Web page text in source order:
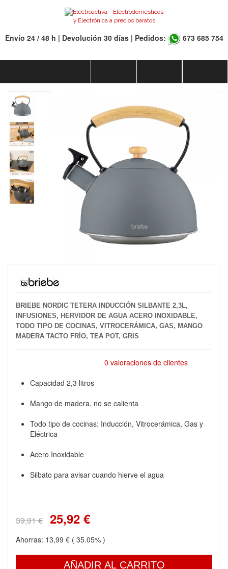
Envío 24 / 48 h | Devolución 30 días | Pedidos: 673 685 754
BRIEBE NORDIC TETERA INDUCCIÓN SILBANTE 2,3L,
INFUSIONES, HERVIDOR DE AGUA ACERO INOXIDABLE,
TODO TIPO DE COCINAS, VITROCERÁMICA, GAS, MANGO
MADERA TACTO FRÍO, TEA POT, GRIS
0 valoraciones de clientes
Capacidad 2,3 litros
Mango de madera, no se calienta
Todo tipo de cocinas: Inducción, Vitrocerámica, Gas y
Eléctrica
Acero Inoxidable
Silbato para avisar cuando hierve el agua
39,91 € 25,92 €
Ahorras: 13,99 € ( 35.05% )
AÑADIR AL CARRITO